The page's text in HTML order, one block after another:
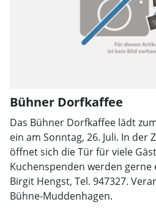
Bühner Dorfkaffee
Das Bühner Dorfkaffee lädt
ein am Sonntag, 26. Juli. In der
öffnet sich die Tür für viele
Kuchenspenden werden
Birgit Hengst, Tel. 947327.
Bühne-Muddenhagen.